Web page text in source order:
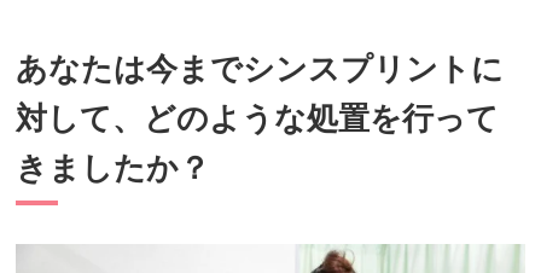
あなたは今までシンスプリントに
対して、どのような処置を行って
きましたか？